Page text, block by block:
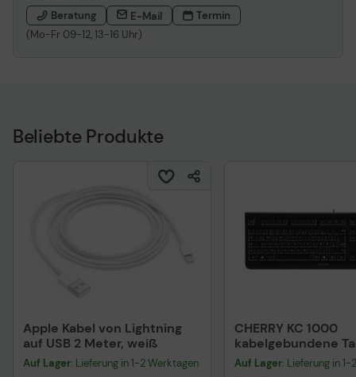
Beratung E-Mail
Termin
(Mo-Fr 09-12, 13-16 Uhr)
Beliebte Produkte
Apple Kabel von Lightning
auf USB 2 Meter, weiß
Auf Lager: Lieferung in 1-2 Werktagen
CHERRY KC 1000
kabelgebundene
QWERTZ DE -
Auf Lager: Lieferung in